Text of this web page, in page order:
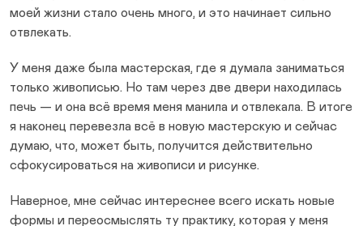
моей жизни стало очень много, и это начинает сильно
отвлекать.
У меня даже была мастерская, где я думала заниматься
только живописью. Но там через две двери находилась
печь — и она всё время меня манила и отвлекала. В итоге
я наконец перевезла всё в новую мастерскую и сейчас
думаю, что, может быть, получится действительно
сфокусироваться на живописи и рисунке.
Наверное, мне сейчас интереснее всего искать новые
формы и переосмыслять ту практику, которая у меня